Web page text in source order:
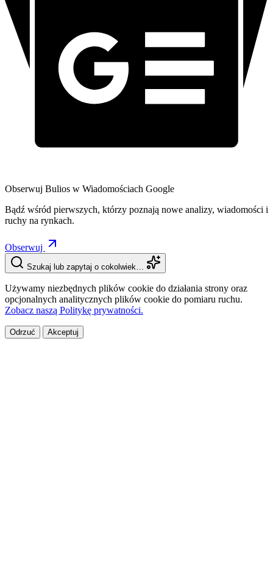
Obserwuj Bulios w Wiadomościach Google
Bądź wśród pierwszych, którzy poznają nowe analizy, wiadomości i
ruchy na rynkach.
Obserwuj
Szukaj lub zapytaj o cokolwiek…
Używamy niezbędnych plików cookie do działania strony oraz
opcjonalnych analitycznych plików cookie do pomiaru ruchu.
Zobacz naszą Politykę prywatności.
Odrzuć Akceptuj